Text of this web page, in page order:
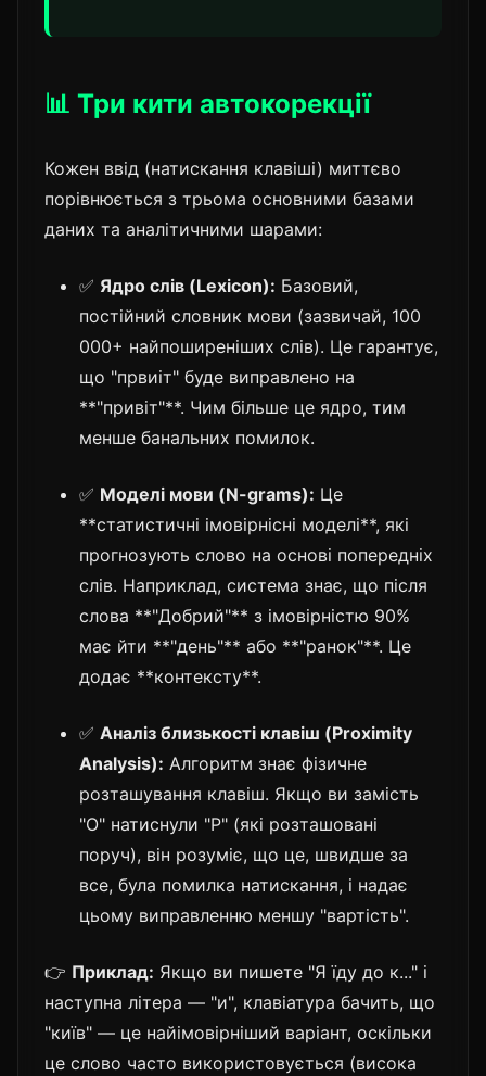
📊 Три кити автокорекції
Кожен ввід (натискання клавіші) миттєво
порівнюється з трьома основними базами
даних та аналітичними шарами:
✅ Ядро слів (Lexicon): Базовий,
постійний словник мови (зазвичай, 100
000+ найпоширеніших слів). Це гарантує,
що "првиіт" буде виправлено на
**"привіт"**. Чим більше це ядро, тим
менше банальних помилок.
✅ Моделі мови (N-grams): Це
**статистичні імовірнісні моделі**, які
прогнозують слово на основі попередніх
слів. Наприклад, система знає, що після
слова **"Добрий"** з імовірністю 90%
має йти **"день"** або **"ранок"**. Це
додає **контексту**.
✅ Аналіз близькості клавіш (Proximity
Analysis): Алгоритм знає фізичне
розташування клавіш. Якщо ви замість
"О" натиснули "Р" (які розташовані
поруч), він розуміє, що це, швидше за
все, була помилка натискання, і надає
цьому виправленню меншу "вартість".
👉 Приклад: Якщо ви пишете "Я їду до к..." і
наступна літера — "и", клавіатура бачить, що
"київ" — це найімовірніший варіант, оскільки
це слово часто використовується (висока